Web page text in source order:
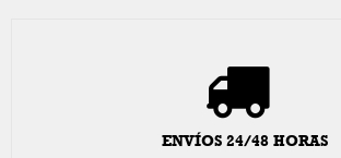
ENVÍOS 24/48 HORAS